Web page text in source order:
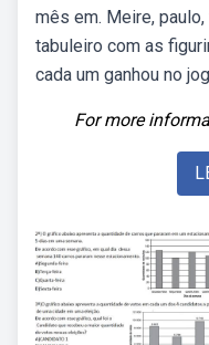
mês em. Meire,
tabuleiro com as
cada um ganhou no
For more